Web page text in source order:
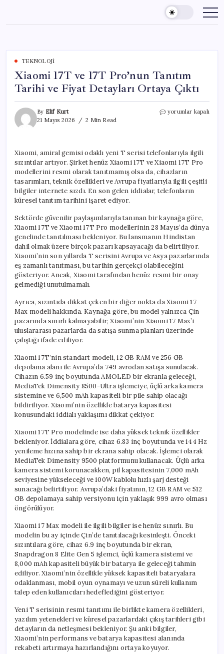
content
TEKNOLOJI
Xiaomi 17T ve 17T Pro’nun Tanıtım
Tarihi ve Fiyat Detayları Ortaya Çıktı
By Elif Kurt
21 Mayıs 2026
2 Min Read
Xiaomi
Tanıtım
Tarihi
ve
Fiyat
Detayları
yorumlar kapalı
Xiaomi, amiral gemisi odaklı yeni T serisi telefonlarıyla ilgili
sızıntılar artıyor. Şirket henüz Xiaomi 17T ve Xiaomi 17T Pro
modellerini resmi olarak tanıtmamış olsa da, cihazların
tasarımları, teknik özellikleri ve Avrupa fiyatlarıyla ilgili çeşitli
bilgiler internete sızdı. En son gelen iddialar, telefonların
küresel tanıtım tarihini işaret ediyor.
Sektörde güvenilir paylaşımlarıyla tanınan bir kaynağa göre,
Xiaomi 17T ve Xiaomi 17T Pro modellerinin 28 Mayıs’da dünya
genelinde tanıtılması bekleniyor. Bu lansmanın Hindistan
dahil olmak üzere birçok pazarı kapsayacağı da belirtiliyor.
Xiaomi’nin son yıllarda T serisini Avrupa ve Asya pazarlarında
eş zamanlı tanıtması, bu tarihin gerçekçi olabileceğini
gösteriyor. Ancak, Xiaomi tarafından henüz resmi bir onay
gelmediği unutulmamalı.
Ayrıca, sızıntıda dikkat çeken bir diğer nokta da Xiaomi 17
Max modeli hakkında. Kaynağa göre, bu model yalnızca Çin
pazarında sınırlı kalmayabilir; Xiaomi’nin Xiaomi 17 Max’i
uluslararası pazarlarda da satışa sunma planları üzerinde
çalıştığı ifade ediliyor.
Xiaomi 17T’nin standart modeli, 12 GB RAM ve 256 GB
depolama alanı ile Avrupa’da 749 avrodan satışa sunulacak.
Cihazın 6.59 inç boyutunda AMOLED bir ekranla geleceği,
MediaTek Dimensity 8500-Ultra işlemciye, üçlü arka kamera
sistemine ve 6,500 mAh kapasiteli bir pile sahip olacağı
bildiriliyor. Xiaomi’nin özellikle batarya kapasitesi
konusundaki iddialı yaklaşımı dikkat çekiyor.
Xiaomi 17T Pro modelinde ise daha yüksek teknik özellikler
bekleniyor. İddialara göre, cihaz 6.83 inç boyutunda ve 144 Hz
yenileme hızına sahip bir ekrana sahip olacak. İşlemci olarak
MediaTek Dimensity 9500 platformunu kullanacak. Üçlü arka
kamera sistemi korunacakken, pil kapasitesinin 7,000 mAh
seviyesine yükseleceği ve 100W kablolu hızlı şarj desteği
sunacağı belirtiliyor. Avrupa’daki fiyatının, 12 GB RAM ve 512
GB depolamaya sahip versiyonu için yaklaşık 999 avro olması
öngörülüyor.
Xiaomi 17 Max modeli ile ilgili bilgiler ise henüz sınırlı. Bu
modelin bu ay içinde Çin’de tanıtılacağı kesinleşti. Önceki
sızıntılara göre, cihaz 6.9 inç boyutunda bir ekran,
Snapdragon 8 Elite Gen 5 işlemci, üçlü kamera sistemi ve
8,000 mAh kapasiteli büyük bir batarya ile geleceği tahmin
ediliyor. Xiaomi’nin özellikle yüksek kapasiteli bataryalara
odaklanması, mobil oyun oynamayı ve uzun süreli kullanım
talep eden kullanıcıları hedeflediğini gösteriyor.
Yeni T serisinin resmi tanıtımı ile birlikte kamera özellikleri,
yazılım yetenekleri ve küresel pazarlardaki çıkış tarihleri gibi
detayların da netleşmesi bekleniyor. Şu anki bilgiler,
Xiaomi’nin performans ve batarya kapasitesi alanında
rekabeti artırmaya hazırlandığını ortaya koyuyor.